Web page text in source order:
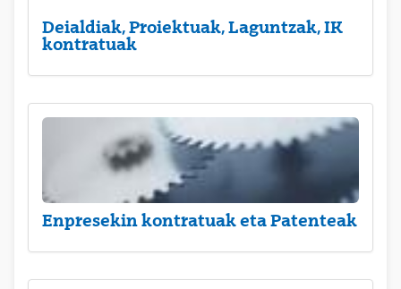
Deialdiak, Proiektuak, Laguntzak, IK
kontratuak
Enpresekin kontratuak eta Patenteak